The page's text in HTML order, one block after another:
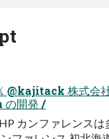
@kajitack 株式会
開発 /
カンファレンス